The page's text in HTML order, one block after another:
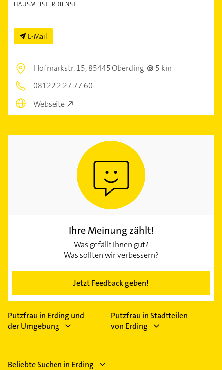
HAUSMEISTERDIENSTE
E-Mail
Hofmarkstr. 15,85445 Oberding
5 km
08122 2 27 77 60
Webseite
Ihre Meinung zählt!
Was gefällt Ihnen gut?
Was sollten wir verbessern?
Jetzt Feedback geben!
Putzfrau in Erding und
der Umgebung
Putzfrau in Stadtteilen
von Erding
Beliebte Suchen in Erding